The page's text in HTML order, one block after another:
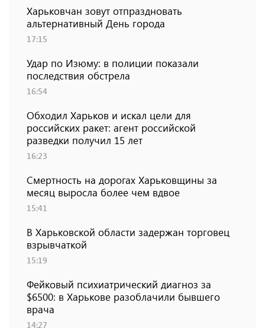
Харьковчан зовут отпраздновать
альтернативный День города
17:15
Удар по Изюму: в полиции показали
последствия обстрела
16:54
Обходил Харьков и искал цели для
российских ракет: агент российской
разведки получил 15 лет
16:23
Смертность на дорогах Харьковщины за
месяц выросла более чем вдвое
15:41
В Харьковской области задержан торговец
взрывчаткой
15:19
Фейковый психиатрический диагноз за
$6500: в Харькове разоблачили бывшего
врача
14:27